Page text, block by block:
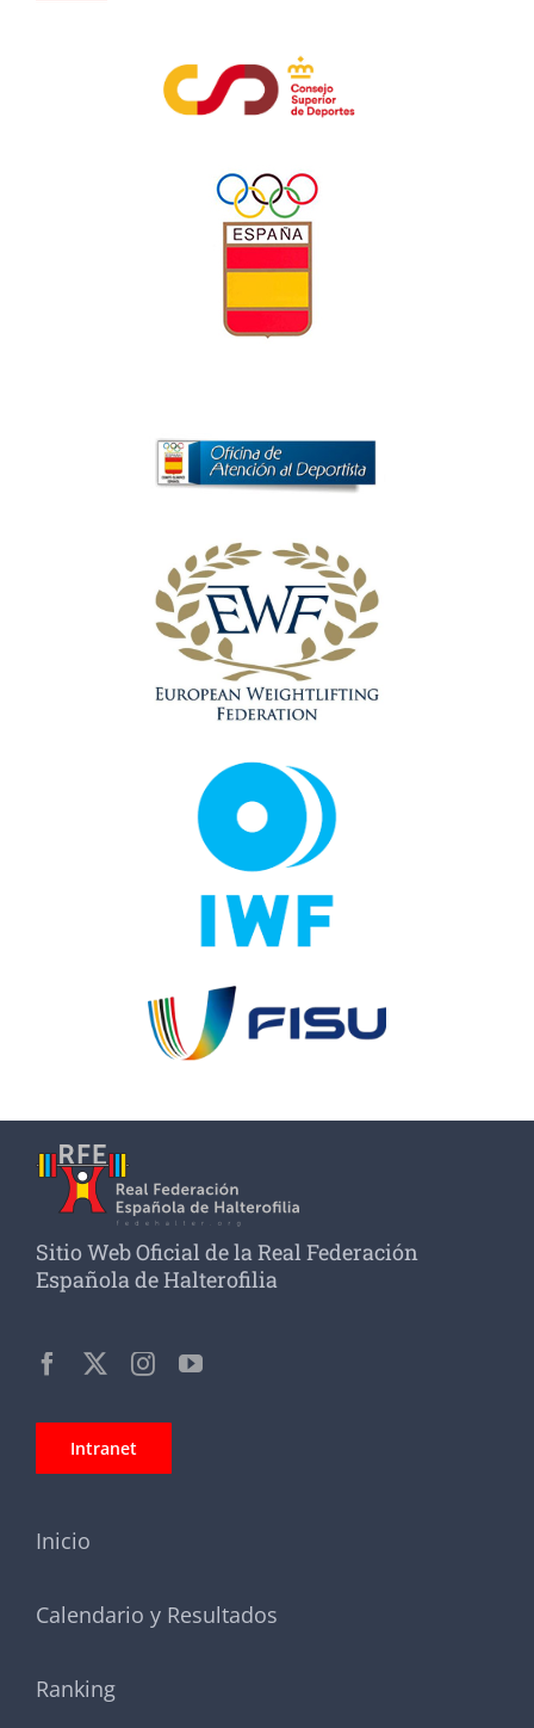
Sitio Web Oficial de la Real Federación
Española de Halterofilia
Intranet
Inicio
Calendario y Resultados
Ranking